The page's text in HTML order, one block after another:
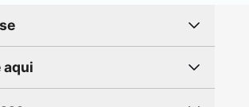
aqui